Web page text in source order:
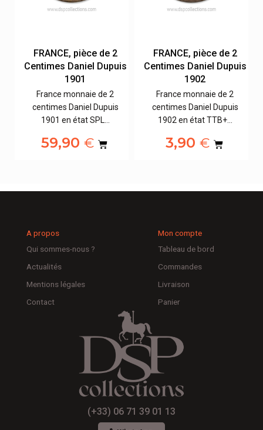
FRANCE, pièce de 2
Centimes Daniel Dupuis
1901
France monnaie de 2
centimes Daniel Dupuis
1901 en état SPL…
59,90€
FRANCE, pièce de 2
Centimes Daniel Dupuis
1902
France monnaie de 2
centimes Daniel Dupuis
1902 en état TTB+…
3,90 €
A propos
Qui sommes-nous ?
Actualités
Mentions légales
Contact
Mon compte
Tableau de bord
Commandes
Livraison
Panier
(+33) 06 71 39 01 13